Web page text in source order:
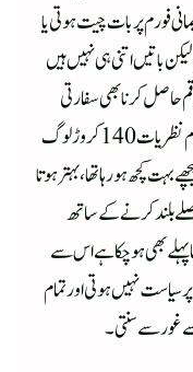
فورم پر بات چیت ہوتی یا
باتیں اتنی ہی نہیں ہیں
حاصل کرنا بھی سفارتی
ناکامی ہی ہے،ایسے وقت میں جب تمام پارٹیاں،تمام نظریات 140 کروڑ لوگ
کچھ ہورہا تھا، بہتر ہوتا
بلند کرنے کے ساتھ
پہلے بھی ہو چکا ہے اس سے
سیاست نہیں ہوتی اور تمام
غور سے سنتی۔